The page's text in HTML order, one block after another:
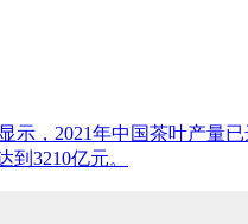
示，2021年中国茶叶产
到3210亿元。